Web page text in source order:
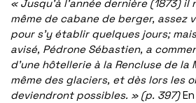
« Jusqu’à l’année dernière (1873) il
même de cabane de berger, assez
pour s’y établir quelques jours;
avisé, Pédrone Sébastien, a
d’une hôtellerie à la Rencluse de
même des glaciers, et dès lors les
deviendront possibles. » (p. 397)